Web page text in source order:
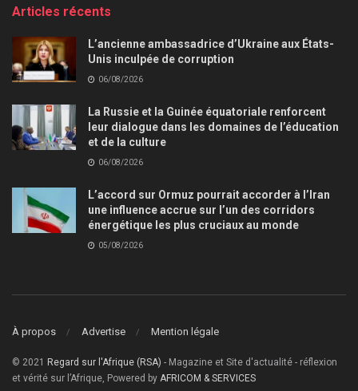
Articles récents
L’ancienne ambassadrice d’Ukraine aux États-
Unis inculpée de corruption
06/08/2026
La Russie et la Guinée équatoriale renforcent
leur dialogue dans les domaines de l’éducation
et de la culture
06/08/2026
L’accord sur Ormuz pourrait accorder à l’Iran
une influence accrue sur l’un des corridors
énergétique les plus cruciaux au monde
05/08/2026
À propos Advertise Mention légale
© 2021 Regard sur l'Afrique (RSA) - Magazine et Site d'actualité - réflexion
et vérité sur l’Afrique, Powered by AFRICOM & SERVICES